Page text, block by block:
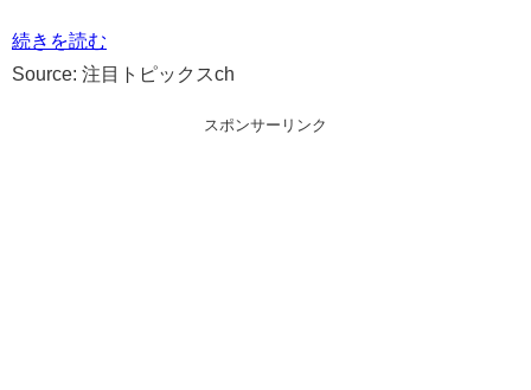
続きを読む
Source: 注目トピックスch
スポンサーリンク